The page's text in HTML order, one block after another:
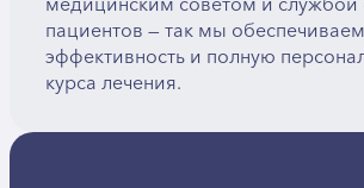
пациентов — так мы
эффективность и полную
курса лечения.